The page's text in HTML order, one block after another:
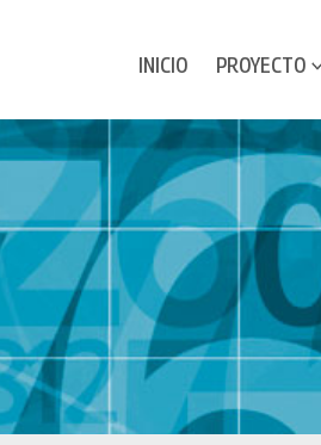
INICIO PROYECTO